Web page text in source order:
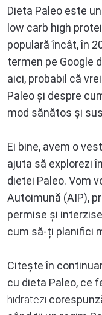
Dieta Paleo este
low carb high
populară încât, în
termen pe Google
aici, probabil că
Paleo și despre
mod sănătos și
Ei bine, avem o
ajuta să explorezi
dietei Paleo. Vom
Autoimună (AIP),
permise și
cum să-ți planifici
Citește în
cu dieta Paleo, ce
hidratezi